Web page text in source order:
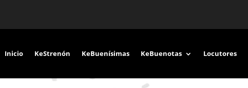
Inicio KeStrenón KeBuenísimas KeBuenotas Locutores